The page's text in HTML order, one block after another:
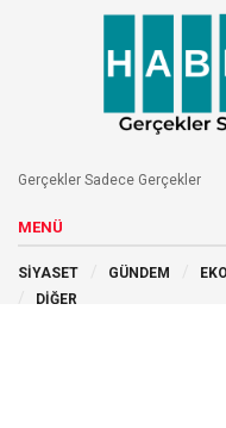
Gerçekler Sadece Gerçekler
MENÜ
SİYASET GÜNDEM
DİĞER